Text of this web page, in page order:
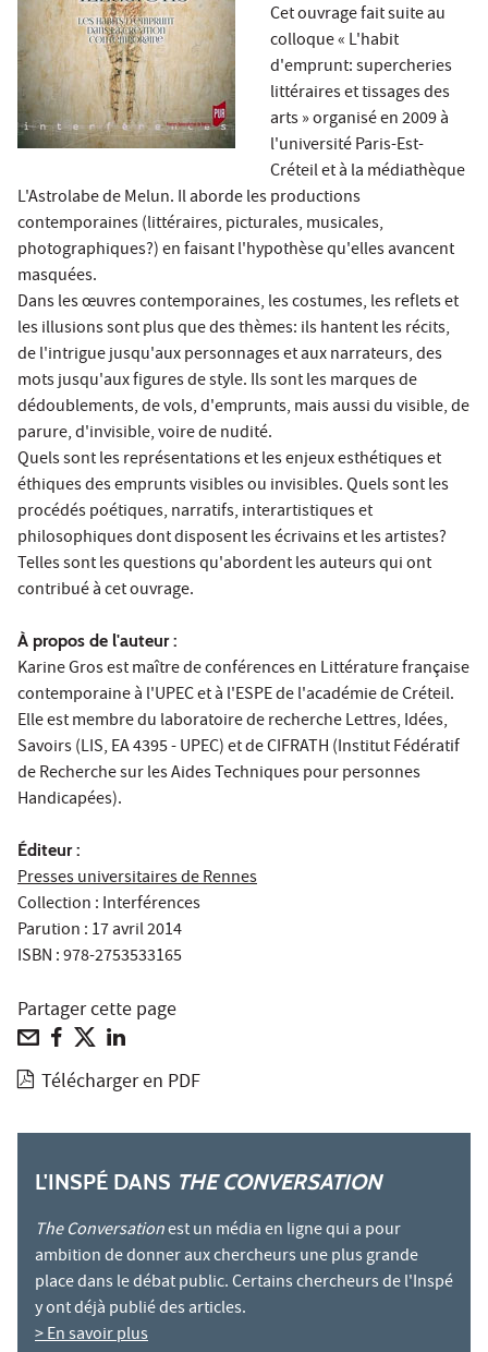
Cet ouvrage fait suite au
colloque « L'habit
d'emprunt: supercheries
littéraires et tissages des
arts » organisé en 2009 à
l'université Paris-Est-
Créteil et à la médiathèque
L'Astrolabe de Melun. Il aborde les productions
contemporaines (littéraires, picturales, musicales,
photographiques?) en faisant l'hypothèse qu'elles avancent
masquées.
Dans les œuvres contemporaines, les costumes, les reflets et
les illusions sont plus que des thèmes: ils hantent les récits,
de l'intrigue jusqu'aux personnages et aux narrateurs, des
mots jusqu'aux figures de style. Ils sont les marques de
dédoublements, de vols, d'emprunts, mais aussi du visible, de
parure, d'invisible, voire de nudité.
Quels sont les représentations et les enjeux esthétiques et
éthiques des emprunts visibles ou invisibles. Quels sont les
procédés poétiques, narratifs, interartistiques et
philosophiques dont disposent les écrivains et les artistes?
Telles sont les questions qu'abordent les auteurs qui ont
contribué à cet ouvrage.
À propos de l'auteur :
Karine Gros est maître de conférences en Littérature française
contemporaine à l'UPEC et à l'ESPE de l'académie de Créteil.
Elle est membre du laboratoire de recherche Lettres, Idées,
Savoirs (LIS, EA 4395 - UPEC) et de CIFRATH (Institut Fédératif
de Recherche sur les Aides Techniques pour personnes
Handicapées).
Éditeur :
Presses universitaires de Rennes
Collection : Interférences
Parution : 17 avril 2014
ISBN : 978-2753533165
Partager cette page
Télécharger en PDF
L'INSPÉ DANS THE CONVERSATION
The Conversationest un média en ligne qui a pour
ambition de donner aux chercheurs une plus grande
place dans le débat public. Certains chercheurs de l'Inspé
y ont déjà publié des articles.
> En savoir plus